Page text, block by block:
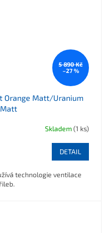
5 890 Kč
–27 %
Orange Matt/Uranium
Skladem(1 ks)
DETAIL
technologie ventilace